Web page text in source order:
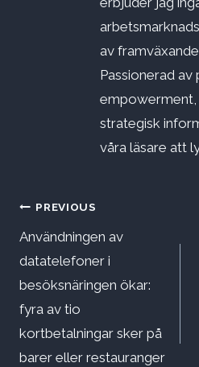
av
Passionerad
empowerment,
strategisk
våra läsare att
PREVIOUS
Användningen av
datatelefoner i
besöksnäringen ökar:
fyra av tio
kortbetalningar sker på
barer eller restauranger